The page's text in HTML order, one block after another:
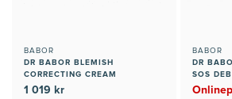
BABOR
DR BABOR BLEMISH
CORRECTING CREAM
1 019 kr
BABOR
DR
SOS